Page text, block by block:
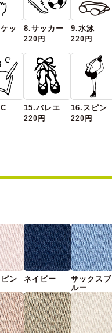
ッ
8.サッカー
220円
9.水泳
220円
15.バレエ
220円
16.スピン
220円
ン
ネイビー
サックスブ
ルー